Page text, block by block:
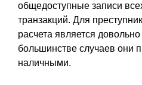
общедоступные записи
транзакций. Для
расчета является
большинстве случаев они
наличными.